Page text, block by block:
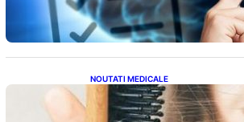
NOUTATI MEDICALE
Semnele unei deficiențe
Impactul asupra sănătății